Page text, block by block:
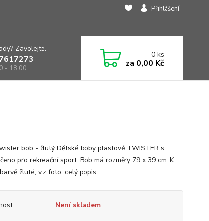
Přihlášení
Zavolejte.
- 18.00
0ks
za 0,00 Kč
bob - žlutý Dětské boby plastové TWISTER s
pro rekreační sport. Bob má rozměry 79 x 39 cm. K
žluté, viz foto. celý popis
Není skladem